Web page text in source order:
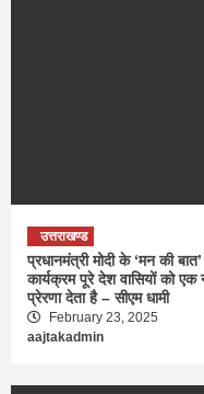
उत्तराखण्ड
प्रधानमंत्री मोदी के ‘मन की बात’
कार्यक्रम पूरे देश वासियों को एक
प्रेरणा देता है – सीएम धामी
February 23, 2025
aajtakadmin